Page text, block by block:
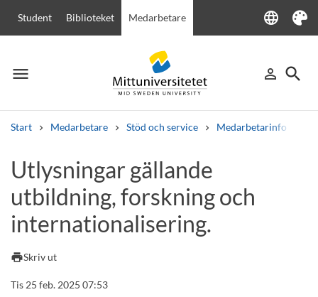
Student Biblioteket Medarbetare language
Language
Tema
menu
Meny person_outline
Logga in
search
Sök
Start Medarbetare Stöd och service Medarbetarinfo
Andra söktjänster
Kurser och program KursplanerVälkomstbrev Personal
Lediga jobb
Utlysningar gällande
utbildning, forskning och
internationalisering.
printSkriv ut
Tis 25 feb. 2025 07:53